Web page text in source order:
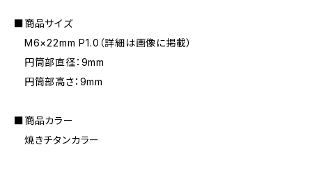
■商品サイズ
M6×22mm P1.0（詳細は画像に掲載）
円筒部直径：9mm
円筒部高さ：9mm
■商品カラー
焼きチタンカラー